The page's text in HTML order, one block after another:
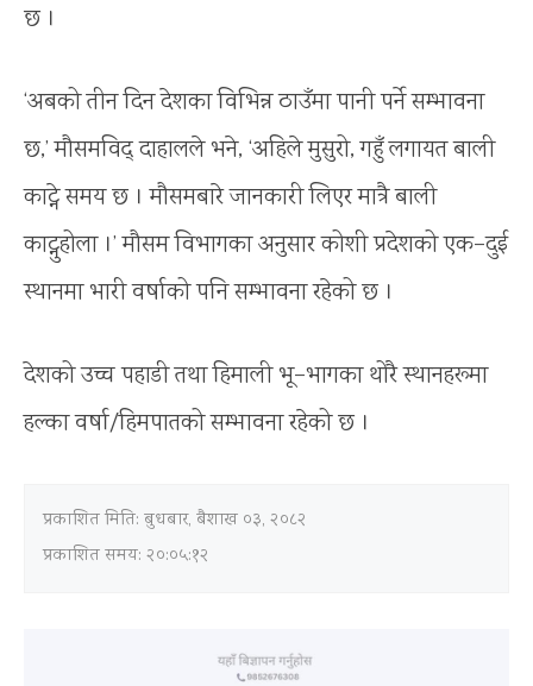
छ ।
‘अबको तीन दिन देशका विभिन्न ठाउँमा पानी पर्ने सम्भावना
छ,’ मौसमविद् दाहालले भने, ‘अहिले मुसुरो, गहुँ लगायत बाली
काट्ने समय छ । मौसमबारे जानकारी लिएर मात्रै बाली
काट्नुहोला ।’ मौसम विभागका अनुसार कोशी प्रदेशको एक–दुई
स्थानमा भारी वर्षाको पनि सम्भावना रहेको छ ।
देशको उच्च पहाडी तथा हिमाली भू–भागका थोरै स्थानहरूमा
हल्का वर्षा/हिमपातको सम्भावना रहेको छ ।
प्रकाशित मिति: बुधबार, बैशाख ०३, २०८२
प्रकाशित समय: २०:०५:१२